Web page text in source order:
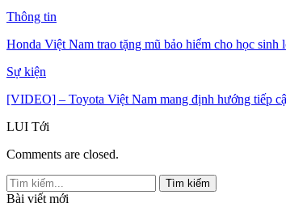
Thông tin
Honda Việt Nam trao tặng mũ bảo hiểm cho học
Sự kiện
[VIDEO] – Toyota Việt Nam mang định hướng tiếp
LUI Tới
Comments are closed.
Bài viết mới